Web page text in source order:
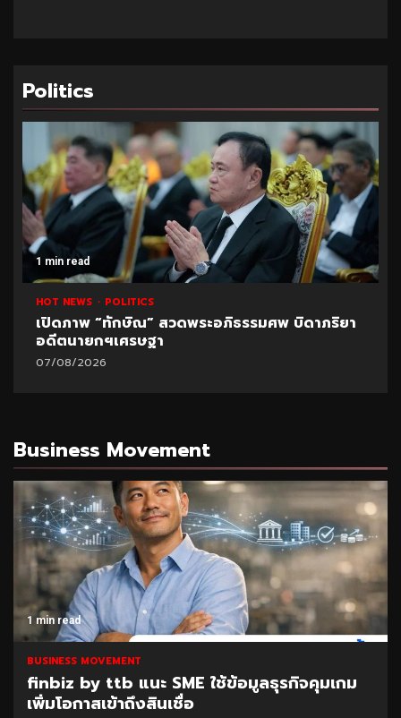
Politics
1 min read
HOT NEWS POLITICS
เปิดภาพ “ทักษิณ” สวดพระอภิธรรมศพ บิดาภริยา
อดีตนายกฯเศรษฐา
07/08/2026
Business Movement
MOVEMENT
by ttb แนะ SME ใช้ข้อมูลธุรกิจคุมเกม
กาสเข้าถึงสินเชื่อ
1 min